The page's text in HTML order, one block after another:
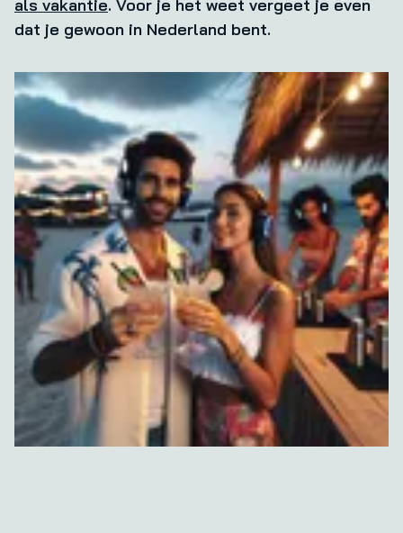
als vakantie. Voor je het weet vergeet je even
dat je gewoon in Nederland bent.